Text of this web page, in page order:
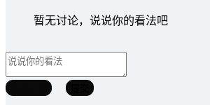
暂无讨论，说说你的看法吧